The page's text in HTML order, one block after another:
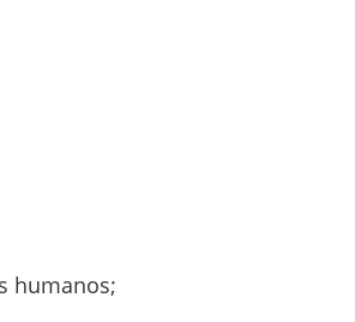
humanos;